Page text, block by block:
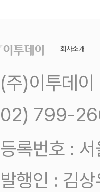
회사소개
(주)이투데
02) 799-
등록번호 :
발행인 : 김